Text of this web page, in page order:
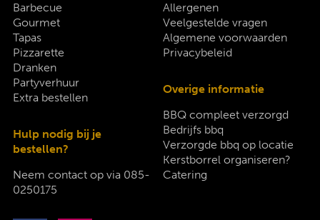
Barbecue
Gourmet
Tapas
Pizzarette
Dranken
Partyverhuur
Extra bestellen
Hulp nodig bij je
bestellen?
Neem contact op via 085-
0250175
Allergenen
Veelgestelde vragen
Algemene voorwaarden
Privacybeleid
Overige informatie
BBQ compleet verzorgd
Bedrijfs bbq
Verzorgde bbq op locatie
Kerstborrel organiseren?
Catering